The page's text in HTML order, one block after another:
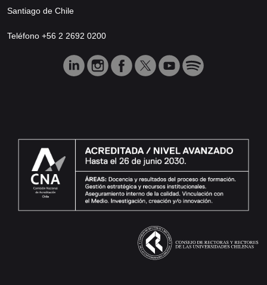
Santiago de Chile
Teléfono +56 2 2692 0200